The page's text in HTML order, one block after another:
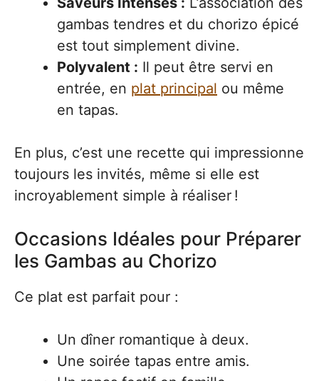
gambas tendres et du chorizo épicé
est tout simplement divine.
Polyvalent : Il peut être servi en
entrée, en plat principal ou même
en tapas.
En plus, c’est une recette qui impressionne
toujours les invités, même si elle est
incroyablement simple à réaliser !
Occasions Idéales pour Préparer
les Gambas au Chorizo
Ce plat est parfait pour :
Un dîner romantique à deux.
Une soirée tapas entre amis.